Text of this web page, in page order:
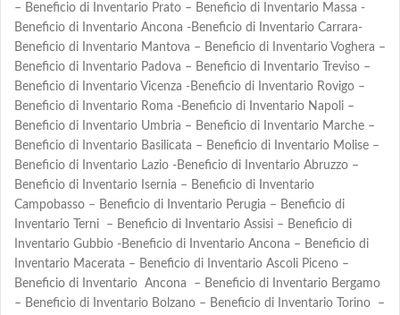
– Beneficio di Inventario Prato – Beneficio di Inventario Massa -
Beneficio di Inventario Ancona -Beneficio di Inventario Carrara-
Beneficio di Inventario Mantova – Beneficio di Inventario Voghera –
Beneficio di Inventario Padova – Beneficio di Inventario Treviso –
Beneficio di Inventario Vicenza -Beneficio di Inventario Rovigo –
Beneficio di Inventario Roma -Beneficio di Inventario Napoli –
Beneficio di Inventario Umbria – Beneficio di Inventario Marche –
Beneficio di Inventario Basilicata – Beneficio di Inventario Molise –
Beneficio di Inventario Lazio -Beneficio di Inventario Abruzzo –
Beneficio di Inventario Isernia – Beneficio di Inventario
Campobasso – Beneficio di Inventario Perugia – Beneficio di
Inventario Terni – Beneficio di Inventario Assisi – Beneficio di
Inventario Gubbio -Beneficio di Inventario Ancona – Beneficio di
Inventario Macerata – Beneficio di Inventario Ascoli Piceno –
Beneficio di Inventario Ancona – Beneficio di Inventario Bergamo
– Beneficio di Inventario Bolzano – Beneficio di Inventario Torino –